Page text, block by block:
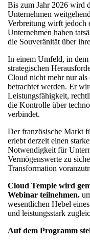
Bis zum Jahr 2026 wird
Unternehmen
Verbreitung wirft jedoch
Unternehmen haben
die Souveränität über
In einem Umfeld, in
strategischen
Cloud nicht mehr nur
betrachtet werden. Er
Leistungsfähigkeit,
die Kontrolle über
verbindet.
Der französische Markt
erlebt derzeit einen
Notwendigkeit für
Vermögenswerte zu
Transformation
Cloud Temple wird
Webinar teilnehmen.
wesentlichen Hebel eines
und leistungsstark
Auf dem Programm